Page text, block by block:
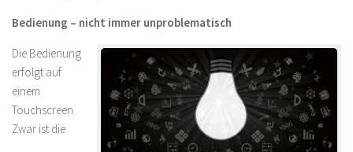
Bedienung – nicht immer unproblematisch
Die Bedienung
erfolgt auf
einem
Touchscreen.
Zwar ist die